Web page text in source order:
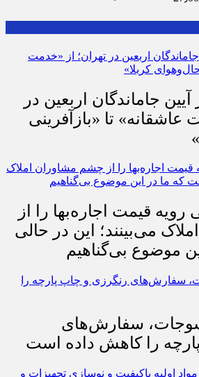
جاماندگان اربعین در
عاشقانه» تا «بازآفرینی
قیمت اجاره‌بها را از
می‌بینند؛ این در حالی
موضوع بی‌گناهیم
سفارش‌های
را کاهش داده است